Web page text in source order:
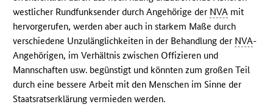
westlicher Rundfunksender durch Angehörige der NVA mit
hervorgerufen, werden aber auch in starkem Maße durch
verschiedene Unzulänglichkeiten in der Behandlung der NVA-
Angehörigen, im Verhältnis zwischen Offizieren und
Mannschaften usw. begünstigt und könnten zum großen Teil
durch eine bessere Arbeit mit den Menschen im Sinne der
Staatsratserklärung vermieden werden.